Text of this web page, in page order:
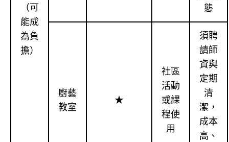
（可
能成
為負
擔）
態
廚藝
教室
★
社區
活動
或課
程使
用
須聘
請師
資與
定期
清
潔，
成本
高、